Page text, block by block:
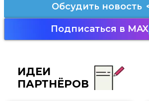
Обсудить новость
Подписаться в MAX
ИДЕИ
ПАРТНЁРОВ